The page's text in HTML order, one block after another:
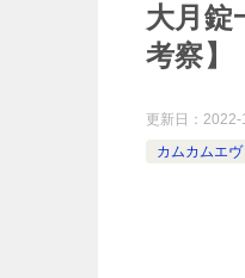
大月錠
考察】
更新日： 2022-
カムカムエ